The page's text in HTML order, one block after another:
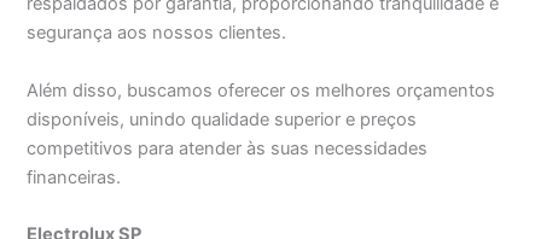
segurança aos nossos clientes.
Além disso, buscamos oferecer os melhores orçamentos
disponíveis, unindo qualidade superior e preços
competitivos para atender às suas necessidades
financeiras.
Electrolux SP